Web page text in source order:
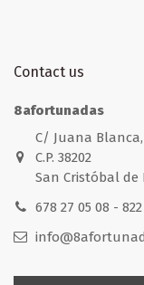
Contact us
8afortunadas
C/ Juana Blanca,
C.P. 38202
San Cristóbal de
678 27 05 08 -